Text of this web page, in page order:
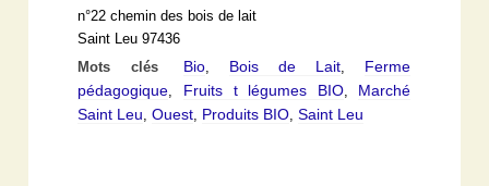
n°22 chemin des bois de lait
Saint Leu 97436
Mots clés
Bio, Bois de Lait, Ferme
pédagogique, Fruits t légumes BIO, Marché
Saint Leu,Ouest, Produits BIO,Saint Leu